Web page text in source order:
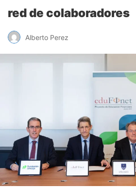
red de colaboradores
Alberto Perez